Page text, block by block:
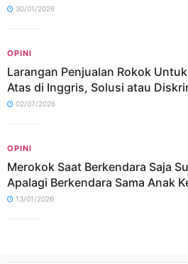
30/01/2026
OPINI
Larangan Penjualan Rokok
Atas di Inggris, Solusi atau
02/07/2026
OPINI
Merokok Saat Berkendara Saja
Apalagi Berkendara Sama Anak
13/01/2026